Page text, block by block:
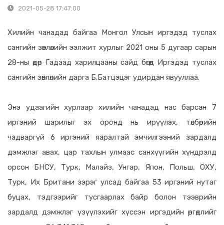
2021-05-28 17:47:00
Хилийн чанадад байгаа Монгол Улсын иргэдэд туслах
сангийн зөвлөлийн ээлжит хурлыг 2021 оны 5 дугаар сарын
28-ны өдөр Гадаад харилцааны сайд бөгөөд Иргэдэд туслах
сангийн зөвлөлийн дарга Б.Батцэцэг удирдан явууллаа.
Энэ удаагийн хурлаар хилийн чанадад нас барсан 7
иргэний шарилыг эх оронд нь ирүүлэх, төлбөрийн
чадваргүй 6 иргэний яаралтай эмчилгээний зардалд
дэмжлэг авах, цар тахлын улмаас санхүүгийн хүндрэлд
орсон БНСУ, Турк, Малайз, Унгар, Япон, Польш, ОХУ,
Турк, Их Британи зэрэг улсад байгаа 53 иргэний нутаг
буцах, тэдгээрийг тусгаарлах байр болон тээврийн
зардалд дэмжлэг үзүүлэхийг хүссэн иргэдийн өргөдлийг